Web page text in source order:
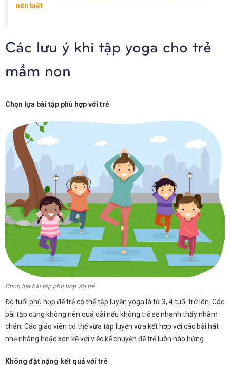
nên biết
Các lưu ý khi tập yoga cho trẻ
mầm non
Chọn lựa bài tập phù hợp với trẻ
Chọn lựa bài tập phù hợp với trẻ
Độ tuổi phù hợp để trẻ có thể tập luyện yoga là từ 3, 4 tuổi trở lên. Các
bài tập cũng không nên quá dài nếu không trẻ sẽ nhanh thấy nhàm
chán. Các giáo viên có thể vừa tập luyện vừa kết hợp với các bài hát
nhẹ nhàng hoặc xen kẽ với việc kể chuyện để trẻ luôn hào hứng.
Không đặt nặng kết quả với trẻ